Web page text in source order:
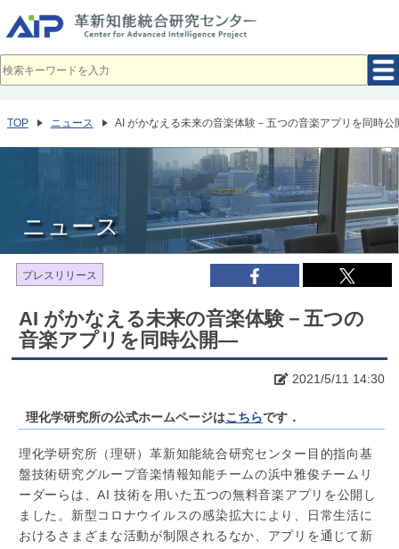
イ
ン
へ
動
TOP ニュース AI がかなえる未来の音楽体験－五つの音楽アプリを同時
ニュース
プレスリリース
AI がかなえる未来の音楽体験－五つの
音楽アプリを同時公開—
2021/5/11 14:30
理化学研究所の公式ホームページはこちらです．
理化学研究所（理研）革新知能統合研究センター目的指向基
盤技術研究グループ音楽情報知能チームの浜中雅俊チームリ
ーダーらは、AI 技術を用いた五つの無料音楽アプリを公開し
ました。新型コロナウイルスの感染拡大により、日常生活に
おけるさまざまな活動が制限されるなか、アプリを通じて新